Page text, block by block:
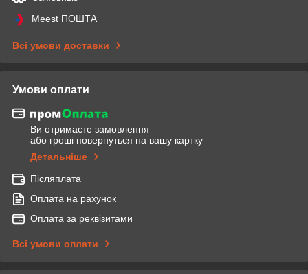
Meest ПОШТА
Всі умови доставки
Умови оплати
Ви отримаєте замовлення
або гроші повернуться на вашу картку
Детальніше
Післяплата
Оплата на рахунок
Оплата за реквізитами
Всі умови оплати